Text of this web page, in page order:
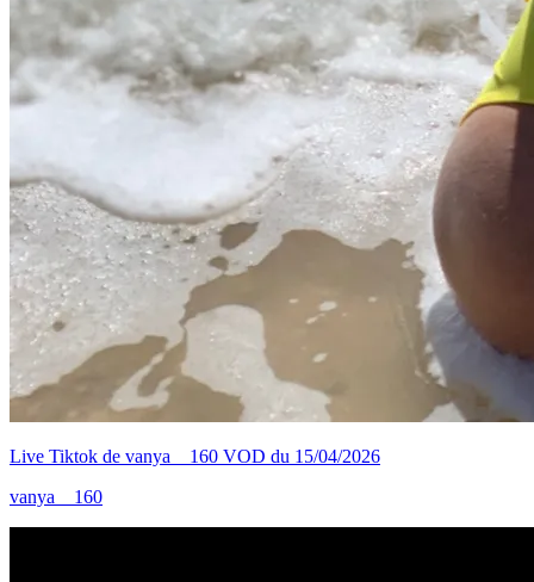
Live Tiktok de vanya__160 VOD du 15/04/2026
vanya__160